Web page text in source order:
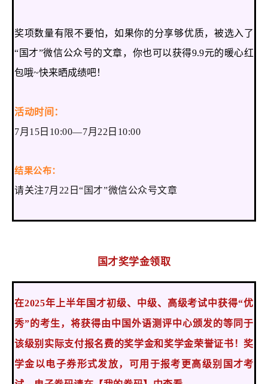
奖项数量有限不要怕，如果你的分享够优质，被选入了
“国才”微信公众号的文章，你也可以获得9.9元的暖心红
包哦~快来晒成绩吧！
活动时间：
7月15日10:00—7月22日10:00
结果公布：
请关注7月22日“国才”微信公众号文章
国才奖学金领取
在2025年上半年国才初级、中级、高级考试中获得“优
秀”的考生，将获得由中国外语测评中心颁发的等同于
该级别实际支付报名费的奖学金和奖学金荣誉证书！奖
学金以电子券形式发放，可用于报考更高级别国才考